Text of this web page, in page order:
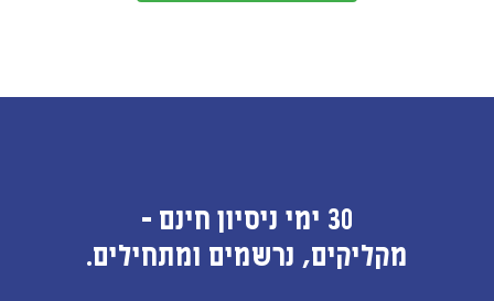
30 ימי ניסיון חינם -
מקליקים, נרשמים ומתחילים.